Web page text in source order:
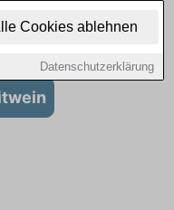
Cookies ablehnen
Datenschutzerklärung
für Ausbildung